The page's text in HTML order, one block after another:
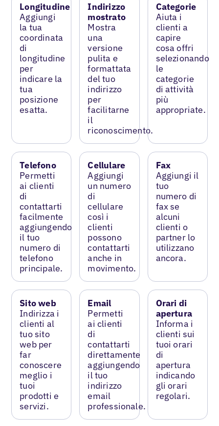
Longitudine
Aggiungi
la tua
coordinata
di
longitudine
per
indicare la
tua
posizione
esatta.
Indirizzo
mostrato
Mostra
una
versione
pulita e
formattata
del tuo
indirizzo
per
facilitarne
il
riconoscimento.
Categorie
Aiuta i
clienti a
capire
cosa offri
selezionando
le
categorie
di attività
più
appropriate.
Telefono
Permetti
ai clienti
di
contattarti
facilmente
aggiungendo
il tuo
numero di
telefono
principale.
Cellulare
Aggiungi
un numero
di
cellulare
così i
clienti
possono
contattarti
anche in
movimento.
Fax
Aggiungi il
tuo
numero di
fax se
alcuni
clienti o
partner lo
utilizzano
ancora.
Sito web
Indirizza i
clienti al
tuo sito
web per
far
conoscere
meglio i
tuoi
prodotti e
servizi.
Email
Permetti
ai clienti
di
contattarti
direttamente
aggiungendo
il tuo
indirizzo
email
professionale.
Orari di
apertura
Informa i
clienti sui
tuoi orari
di
apertura
indicando
gli orari
regolari.